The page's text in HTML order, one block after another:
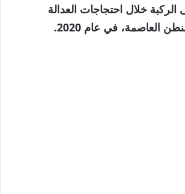
خلال احتجاجات العدالة
العاصمة، في عام 2020.